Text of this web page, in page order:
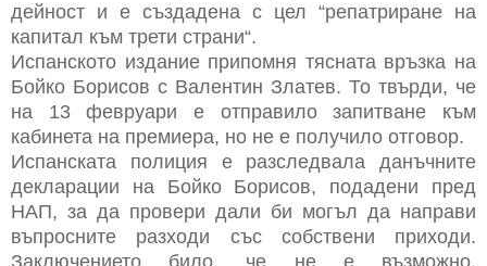
дейност и е създадена с цел “репатриране на
капитал към трети страни“.
Испанското издание припомня тясната връзка на
Бойко Борисов с Валентин Златев. То твърди, че
на 13 февруари е отправило запитване към
кабинета на премиера, но не е получило отговор.
Испанската полиция е разследвала данъчните
декларации на Бойко Борисов, подадени пред
НАП, за да провери дали би могъл да направи
въпросните разходи със собствени приходи.